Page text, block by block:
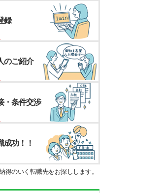
録
のご紹介
・条件交渉
成功！！
得のいく転職先をお探しします。